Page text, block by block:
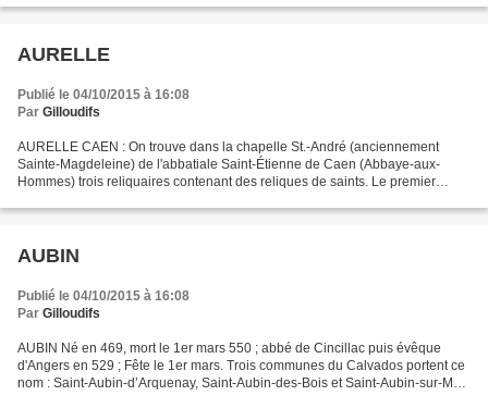
AURELLE
Publié le 04/10/2015 à 16:08
Par Gilloudifs
AURELLE CAEN : On trouve dans la chapelle St.-André (anciennement
Sainte-Magdeleine) de l'abbatiale Saint-Étienne de Caen (Abbaye-aux-
Hommes) trois reliquaires contenant des reliques de saints. Le premier
AUBIN
Publié le 04/10/2015 à 16:08
Par Gilloudifs
AUBIN Né en 469, mort le 1er mars 550 ; abbé de Cincillac puis évêque
d'Angers en 529 ; Fête le 1er mars. Trois communes du Calvados portent ce
nom : Saint-Aubin-d’Arquenay, Saint-Aubin-des-Bois et Saint-Aubin-sur-Mer.